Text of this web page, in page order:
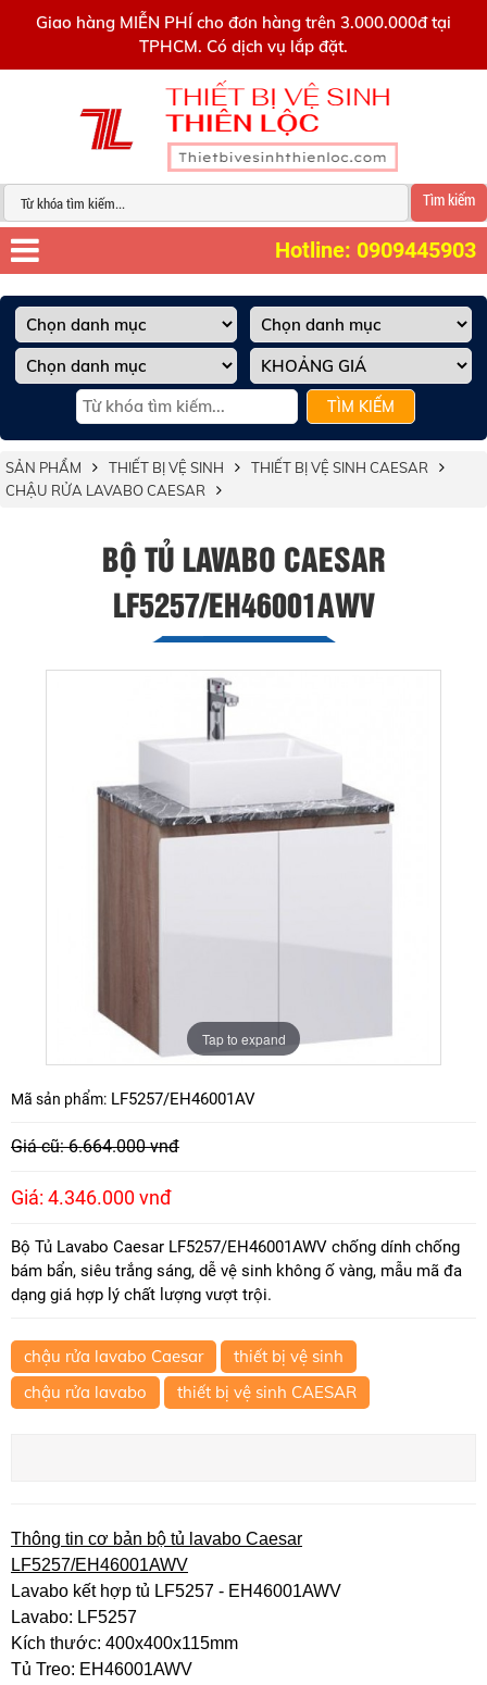
Giao hàng MIỄN PHÍ cho đơn hàng trên 3.000.000đ tại
TPHCM. Có dịch vụ lắp đặt.
Tìm kiếm
Hotline: 0909445903
TÌM KIẾM
SẢN PHẨM THIẾT BỊ VỆ SINH
THIẾT BỊ VỆ SINH CAESAR
CHẬU RỬA LAVABO CAESAR
BỘ TỦ LAVABO CAESAR
LF5257/EH46001AWV
Tap to expand
Mã sản phẩm: LF5257/EH46001AV
Giá cũ: 6.664.000 vnđ
Giá: 4.346.000 vnđ
Bộ Tủ Lavabo Caesar LF5257/EH46001AWV chống dính chống
bám bẩn, siêu trắng sáng, dễ vệ sinh không ố vàng, mẫu mã đa
dạng giá hợp lý chất lượng vượt trội.
chậu rửa lavabo Caesar
thiết bị vệ sinh
chậu rửa lavabo
thiết bị vệ sinh CAESAR
Thông tin cơ bản bộ tủ lavabo Caesar
LF5257/EH46001AWV
Lavabo kết hợp tủ LF5257 - EH46001AWV
Lavabo: LF5257
Kích thước: 400x400x115mm
Tủ Treo: EH46001AWV
0909445903